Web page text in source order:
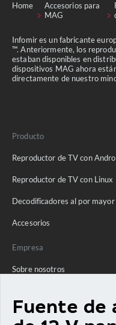
Fuente de
Home
Accesorios para
MAG
Infomir es un fabricante
™. Anteriormente, los
estaban disponibles en
dispositivos MAG ahora
directamente de nuestro
Producto
Reproductor de TV con
Reproductor de TV con Linux
Decodificadores al por mayor
Accesorios
Empresa
Sobre nosotros
Blog